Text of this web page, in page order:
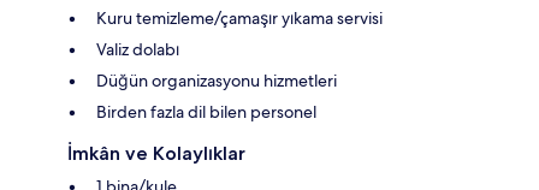
Kuru temizleme/çamaşır yıkama servisi
Valiz dolabı
Düğün organizasyonu hizmetleri
Birden fazla dil bilen personel
İmkân ve Kolaylıklar